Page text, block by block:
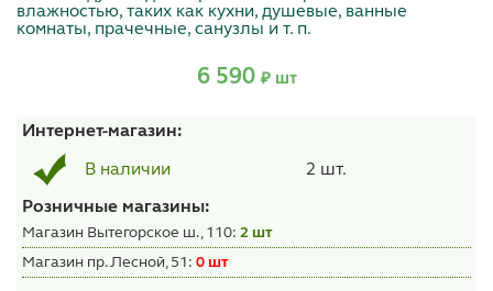
влажностью, таких как кухни, душевые, ванные
комнаты, прачечные, санузлы и т. п.
6 590 ₽ шт
Интернет-магазин:
В наличии 2 шт.
Розничные магазины:
Магазин Вытегорское ш., 110: 2 шт
Магазин пр. Лесной, 51: 0 шт